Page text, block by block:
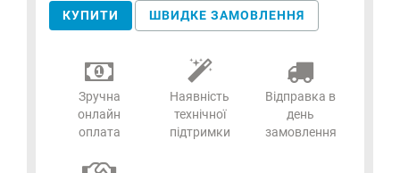
КУПИТИ ШВИДКЕ ЗАМОВЛЕННЯ
Зручна
онлайн
оплата
Наявність
технічної
підтримки
Відправка в
день
замовлення